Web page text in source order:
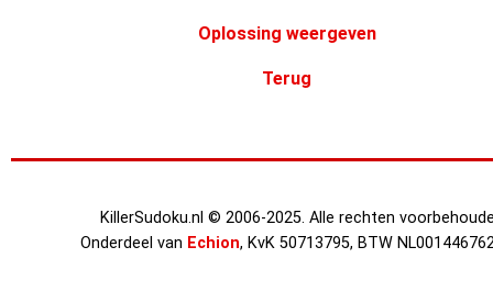
Oplossing weergeven
Terug
KillerSudoku.nl © 2006-2025. Alle rechten
Onderdeel van Echion, KvK 50713795, BTW